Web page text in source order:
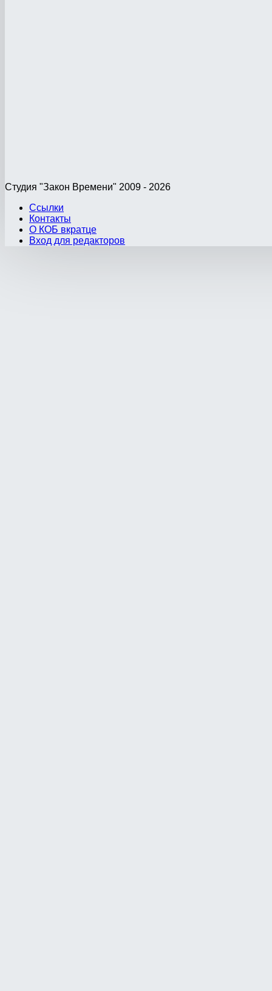
Студия "Закон Времени" 2009 - 2026
Ссылки
Контакты
О КОБ вкратце
Вход для редакторов